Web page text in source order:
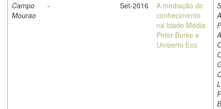
Campo
Mourao
- Set-2016
A mediação do
conhecimento
na Idade Média:
Peter Burke e
Umberto Eco